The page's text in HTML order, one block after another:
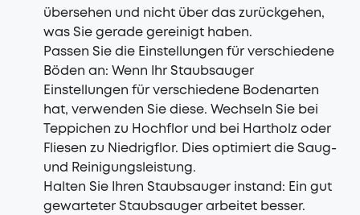
übersehen und nicht über das zurückgehen,
was Sie gerade gereinigt haben.
Passen Sie die Einstellungen für verschiedene
Böden an: Wenn Ihr Staubsauger
Einstellungen für verschiedene Bodenarten
hat, verwenden Sie diese. Wechseln Sie bei
Teppichen zu Hochflor und bei Hartholz oder
Fliesen zu Niedrigflor. Dies optimiert die Saug-
und Reinigungsleistung.
Halten Sie Ihren Staubsauger instand: Ein gut
gewarteter Staubsauger arbeitet besser.